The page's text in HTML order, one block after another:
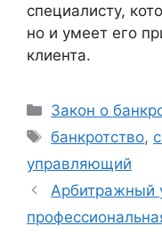
специалисту,
но и умеет его
клиента.
Рубрики
Закон о
Метки
банкротство,
управляющий